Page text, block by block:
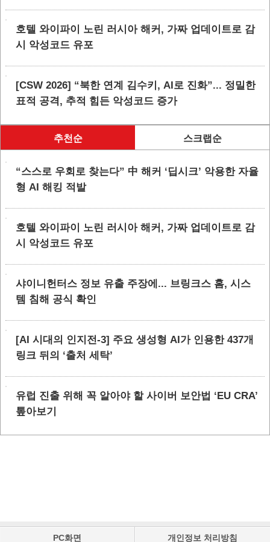
호텔 와이파이 노린 러시아 해커, 가짜 업데이트로 감
시 악성코드 유포
[CSW 2026] “북한 연계 김수키, AI로 진화”... 정밀한
표적 공격, 추적 힘든 악성코드 증가
추천순 스크랩순
“스스로 우회로 찾는다” 中 해커 ‘딥시크’ 악용한 자율
형 AI 해킹 적발
호텔 와이파이 노린 러시아 해커, 가짜 업데이트로 감
시 악성코드 유포
샤이니헌터스 정보 유출 주장에... 브링크스 홈, 시스
템 침해 공식 확인
[AI 시대의 인지전-3] 주요 생성형 AI가 인용한 437개
링크 뒤의 ‘출처 세탁’
유럽 진출 위해 꼭 알아야 할 사이버 보안법 ‘EU CRA’
톺아보기
PC화면 개인정보 처리방침